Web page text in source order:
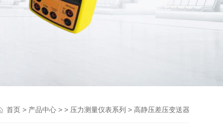
首页> 产品中心> > 压力测量仪表系列 > 高静压差压变送器